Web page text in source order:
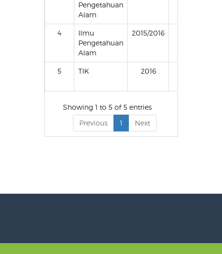
Pengetahuan
Alam
4
Ilmu
Pengetahuan
Alam
2015/2016
5 TIK 2016
Showing 1 to 5 of 5 entries
Previous
1 Next